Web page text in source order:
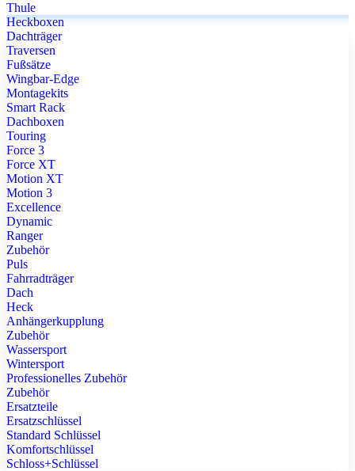
Thule
Heckboxen
Dachträger
Traversen
Fußsätze
Wingbar-Edge
Montagekits
Smart Rack
Dachboxen
Touring
Force 3
Force XT
Motion XT
Motion 3
Excellence
Dynamic
Ranger
Zubehör
Puls
Fahrradträger
Dach
Heck
Anhängerkupplung
Zubehör
Wassersport
Wintersport
Professionelles Zubehör
Zubehör
Ersatzteile
Ersatzschlüssel
Standard Schlüssel
Komfortschlüssel
Schloss+Schlüssel